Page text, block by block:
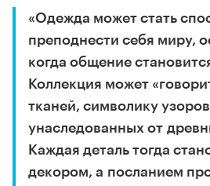
«Одежда может стать
преподнести себя миру,
когда общение
Коллекция может
тканей, символику
унаследованных от
Каждая деталь тогда
декором, а посланием